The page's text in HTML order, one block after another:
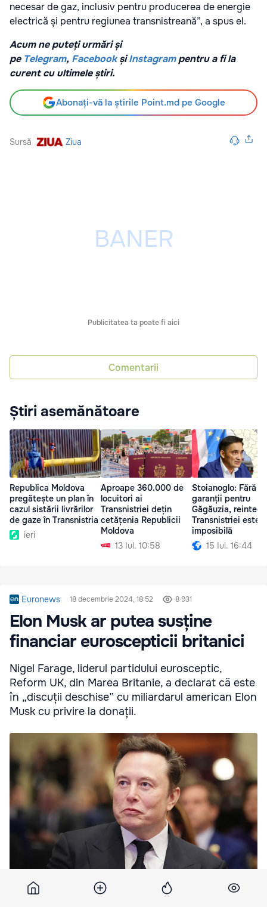
necesar de gaz, inclusiv pentru producerea de energie
electrică și pentru regiunea transnistreană”, a spus el.
Acum ne puteți urmări și
pe Telegram, Facebook șiInstagrampentru a fi la
curent cu ultimele știri.
Abonați-vă la știrile Point.md pe Google
Sursă Ziua
Publicitatea ta poate fi aici
Comentarii
Știri asemănătoare
Republica Moldova
pregătește un plan în
cazul sistării livrărilor
de gaze în Transnistria
ieri
Aproape 360.000 de
locuitori ai
Transnistriei dețin
cetățenia Republicii
Moldova
13 Iul. 10:58
Stoianoglo: Fără
garanții pentru
Găgăuzia,
Transnistriei este
imposibilă
15 Iul. 16:44
Euronews 18 decembrie 2024, 18:52 8 931
Elon Musk ar putea susține
financiar euroscepticii britanici
Nigel Farage, liderul partidului eurosceptic,
Reform UK, din Marea Britanie, a declarat că este
în „discuții deschise” cu miliardarul american Elon
Musk cu privire la donații.
Elon Musk ar putea susține financiar euroscepticii britanici.